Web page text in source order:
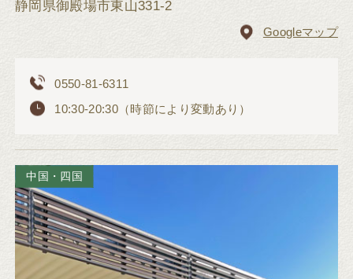
静岡県御殿場市東山331-2
Googleマップ
0550-81-6311
10:30-20:30（時節により変動あり）
中国・四国